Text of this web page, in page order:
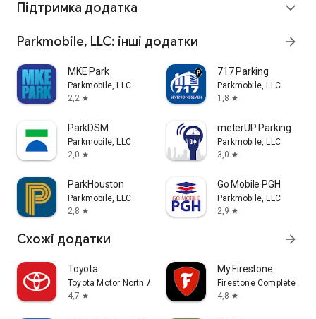
Підтримка додатка expand_more
Parkmobile, LLC: інші додатки arrow_forward
MKE Park
Parkmobile, LLC
2,2 star
717 Parking
Parkmobile, LLC
1,8 star
ParkDSM
Parkmobile, LLC
2,0 star
meterUP Parking
Parkmobile, LLC
3,0 star
ParkHouston
Parkmobile, LLC
2,8 star
Go Mobile PGH
Parkmobile, LLC
2,9 star
Схожі додатки arrow_forward
Toyota
Toyota Motor North America, Inc.
4,7 star
My Firestone
Firestone Complete
4,8 star